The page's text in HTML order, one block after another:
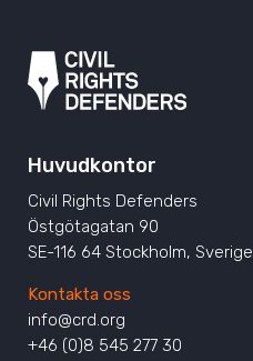
Huvudkontor
Civil Rights Defenders
Östgötagatan 90
SE-116 64 Stockholm, Sverige
Kontakta oss
info@crd.org
+46 (0)8 545 277 30